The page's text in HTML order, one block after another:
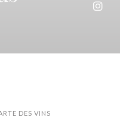
DES VINS